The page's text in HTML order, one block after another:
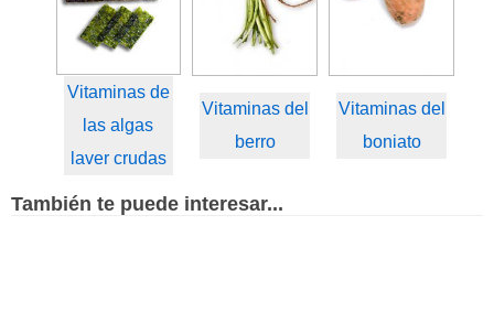
Vitaminas de
las algas
laver crudas
Vitaminas del
berro
Vitaminas del
boniato
También te puede interesar...